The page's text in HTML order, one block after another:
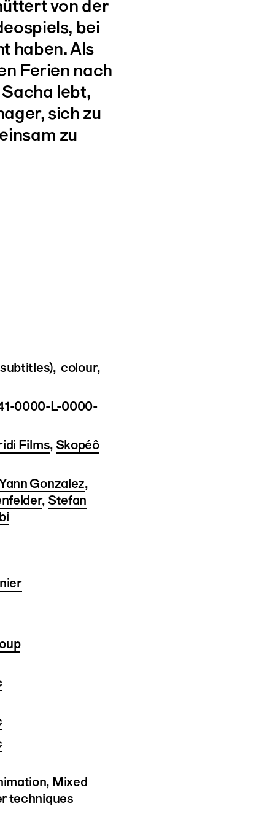
von der
bei
haben. Als
Ferien nach
lebt,
sich zu
zu
colour,
0000-L-0000-
Films, Skopéô
Gonzalez,
, Stefan
Mixed
techniques